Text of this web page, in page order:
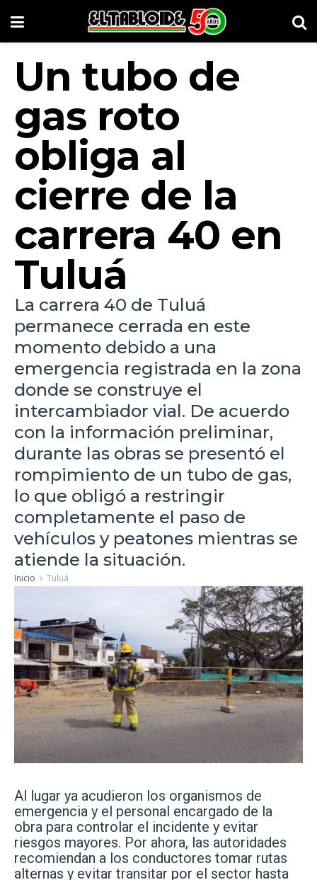
Un tubo de
gas roto
obliga al
cierre de la
carrera 40 en
Tuluá
La carrera 40 de Tuluá
permanece cerrada en este
momento debido a una
emergencia registrada en la zona
donde se construye el
intercambiador vial. De acuerdo
con la información preliminar,
durante las obras se presentó el
rompimiento de un tubo de gas,
lo que obligó a restringir
completamente el paso de
vehículos y peatones mientras se
atiende la situación.
Inicio Tuluá
Al lugar ya acudieron los organismos de
emergencia y el personal encargado de la
obra para controlar el incidente y evitar
riesgos mayores. Por ahora, las autoridades
recomiendan a los conductores tomar rutas
alternas y evitar transitar por el sector hasta